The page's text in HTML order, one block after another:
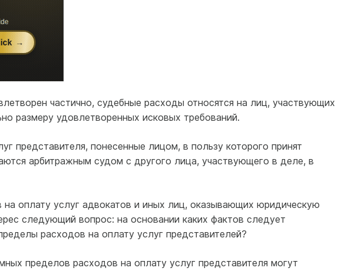
частично, судебные расходы относятся на лиц, участвующих
размеру удовлетворенных исковых требований.
представителя, понесенные лицом, в пользу которого принят
арбитражным судом с другого лица, участвующего в деле, в
оплату услуг адвокатов и иных лиц, оказывающих юридическую
следующий вопрос: на основании каких фактов следует
расходов на оплату услуг представителей?
пределов расходов на оплату услуг представителя могут